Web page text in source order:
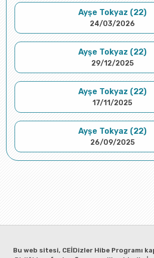
Ayşe Tokyaz (22)
24/03/2026
Ayşe Tokyaz (22)
29/12/2025
Ayşe Tokyaz (22)
17/11/2025
Ayşe Tokyaz (22)
26/09/2025
Bu web sitesi, CEİDizler Hibe Programı